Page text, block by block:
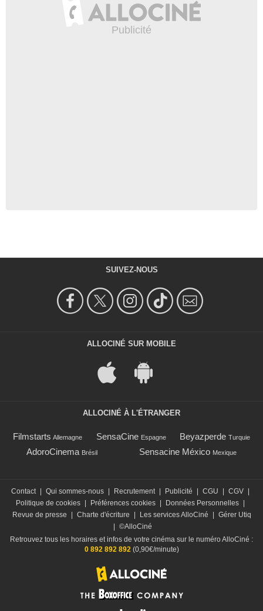
SUIVEZ-NOUS
ALLOCINÉ SUR MOBILE
ALLOCINÉ À L'ÉTRANGER
Filmstarts Allemagne SensaCine Espagne Beyazperde Turquie
AdoroCinema Brésil Sensacine México Mexique
Contact | Qui sommes-nous | Recrutement | Publicité | CGU | CGV |
Politique de cookies | Préférences cookies | Données Personnelles |
Revue de presse
| Charte d'écriture | Les services AlloCiné | Gérer Utiq
| ©AlloCiné
Retrouvez tous les horaires et infos de votre cinéma sur le numéro AlloCiné :
0 892 892 892(0,90€/minute)